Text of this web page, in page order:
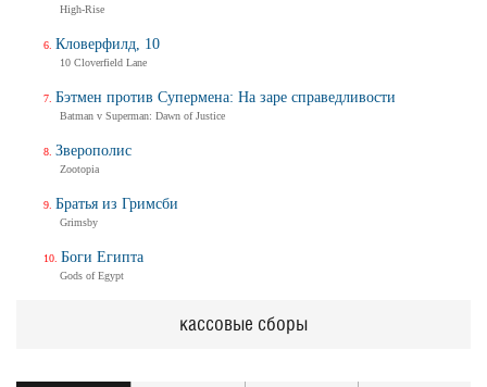
High-Rise
Кловерфилд, 10
10 Cloverfield Lane
Бэтмен против Супермена: На заре справедливости
Batman v Superman: Dawn of Justice
Зверополис
Zootopia
Братья из Гримсби
Grimsby
Боги Египта
Gods of Egypt
кассовые сборы